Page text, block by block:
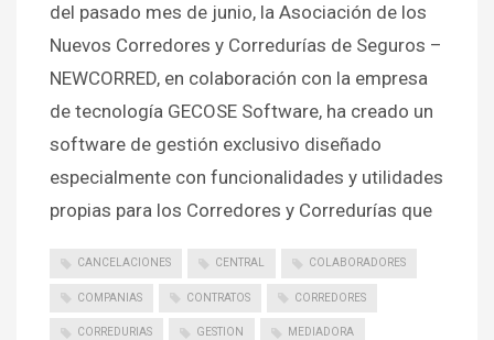
del pasado mes de junio, la Asociación de los
Nuevos Corredores y Corredurías de Seguros –
NEWCORRED, en colaboración con la empresa
de tecnología GECOSE Software, ha creado un
software de gestión exclusivo diseñado
especialmente con funcionalidades y utilidades
propias para los Corredores y Corredurías que
CANCELACIONES CENTRAL COLABORADORES
COMPANIAS CONTRATOS CORREDORES
CORREDURIAS GESTION MEDIADORA